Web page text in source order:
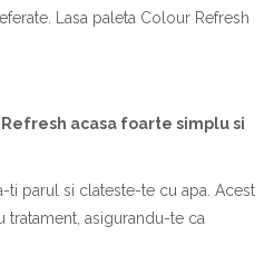
Lasa paleta Colour Refresh
acasa foarte simplu si
ti parul si clateste-te cu apa. Acest
tratament, asigurandu-te ca